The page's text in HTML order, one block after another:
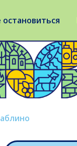
остановиться